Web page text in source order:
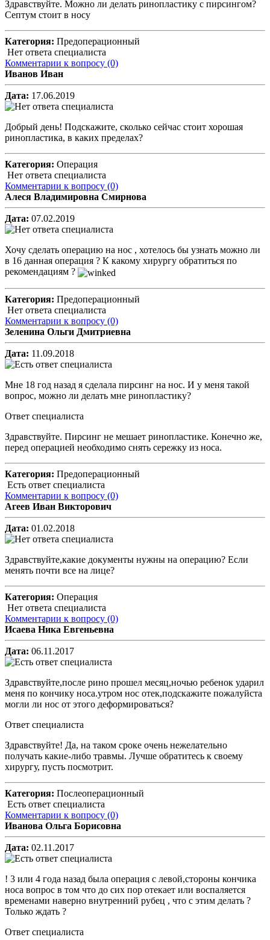
Здравствуйте. Можно ли делать ринопластику с пирсингом?
Септум стоит в носу
Категория: Предоперационный
Нет ответа специалиста
Комментарии к вопросу (0)
Иванов Иван
Дата: 17.06.2019
Добрый день! Подскажите, сколько сейчас стоит хорошая
ринопластика, в каких пределах?
Категория: Операция
Нет ответа специалиста
Комментарии к вопросу (0)
Алеся Владимировна Смирнова
Дата: 07.02.2019
Хочу сделать операцию на нос , хотелось бы узнать можно ли
в 16 данная операция ? К какому хирургу обратиться по
рекомендациям ?
Категория: Предоперационный
Нет ответа специалиста
Комментарии к вопросу (0)
Зеленина Ольги Дмитриевна
Дата: 11.09.2018
Мне 18 год назад я сделала пирсинг на нос. И у меня такой
вопрос, можно ли делать мне ринопластику?
Ответ специалиста
Здравствуйте. Пирсинг не мешает ринопластике. Конечно же,
перед операцией необходимо снять сережку из носа.
Категория: Предоперационный
Есть ответ специалиста
Комментарии к вопросу (0)
Агеев Иван Викторович
Дата: 01.02.2018
Здравствуйте,какие документы нужны на операцию? Если
менять почти все на лице?
Категория: Операция
Нет ответа специалиста
Комментарии к вопросу (0)
Исаева Ника Евгеньевна
Дата: 06.11.2017
Здравствуйте,после рино прошел месяц,ночью ребенок ударил
меня по кончику носа.утром нос отек,подскажите пожалуйста
могли ли нос от этого деформироваться?
Ответ специалиста
Здравствуйте! Да, на таком сроке очень нежелательно
получать какие-либо травмы. Лучше обратитесь к своему
хирургу, пусть посмотрит.
Категория: Послеоперационный
Есть ответ специалиста
Комментарии к вопросу (0)
Иванова Ольга Борисовна
Дата: 02.11.2017
! 3 или 4 года назад была операция с левой,стороны кончика
носа вопрос в том что до сих пор отекает или воспаляется
временами наверно внутренний рубец , что с этим делать ?
Только ждать ?
Ответ специалиста